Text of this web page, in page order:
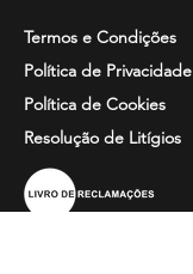
Termos e Condições
Política de Privacidade
Política de Cookies
Resolução de Litígios